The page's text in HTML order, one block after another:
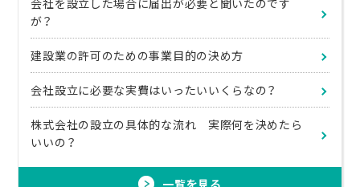
会社を設立した場合に届出が必要と聞いたのです
が？
建設業の許可のための事業目的の決め方
会社設立に必要な実費はいったいいくらなの？
株式会社の設立の具体的な流れ 実際何を決めたら
いいの？